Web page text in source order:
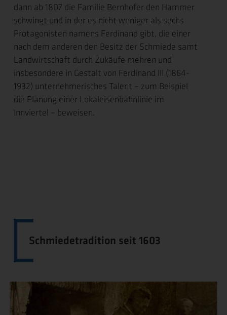
dann ab 1807 die Familie Bernhofer den Hammer
schwingt und in der es nicht weniger als sechs
Protagonisten namens Ferdinand gibt, die einer
nach dem anderen den Besitz der Schmiede samt
Landwirtschaft durch Zukäufe mehren und
insbesondere in Gestalt von Ferdinand III (1864-
1932) unternehmerisches Talent – zum Beispiel
die Planung einer Lokaleisenbahnlinie im
Innviertel – beweisen.
Schmiedetradition seit 1603